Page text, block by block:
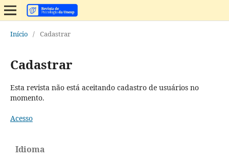
Início / Cadastrar
Cadastrar
Esta revista não está aceitando cadastro de usuários no
momento.
Acesso
Idioma